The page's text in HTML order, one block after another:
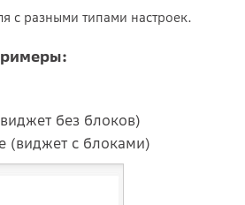
с разными типами настроек.
без блоков)
(виджет с блоками)